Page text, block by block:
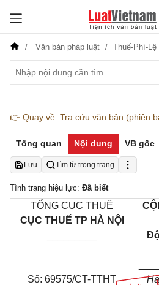
Văn bản pháp luật Thuế-Phí-Lệ
👉 Quay về: Tra cứu văn bản (phiên
Tổng quan Nội dung VB gốc
Lưu Tìm từ trong trang
Tình trạng hiệu lực: Đã biết
TỔNG CỤC THUẾ
CỤC THUẾ TP HÀ NỘI
Số: 69575/CT-TTHT